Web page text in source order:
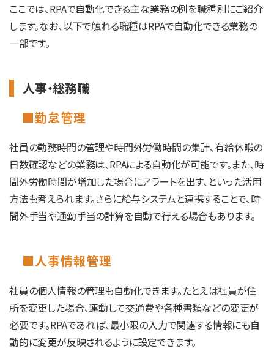
ここでは、RPAで自動化できる主な業務の例を職種別にご紹介
します。なお、以下で触れる職種はRPAで自動化できる業務の
一部です。
人事・総務職
■勤怠管理
社員の勤務時間の管理や時間外労働時間の集計、有給休暇の
日数確認などの業務は、RPAによる自動化が可能です。また、時
間外労働時間が増加した場合にアラートを出す、といった活用
方法も考えられます。さらに給与システムと連携することで、時
間外手当や通勤手当の計算を自動で行える場合もあります。
■人事情報管理
社員の個人情報の管理も自動化できます。たとえば社員が住
所を変更した場合、連動して交通費や各種書類などの変更が
必要です。RPAであれば、最小限の入力で関連する情報にも自
動的に変更が反映されるように設定できます。